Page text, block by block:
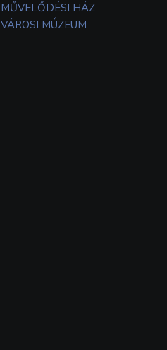
MŰVELŐDÉSI HÁZ
VÁROSI MÚZEUM